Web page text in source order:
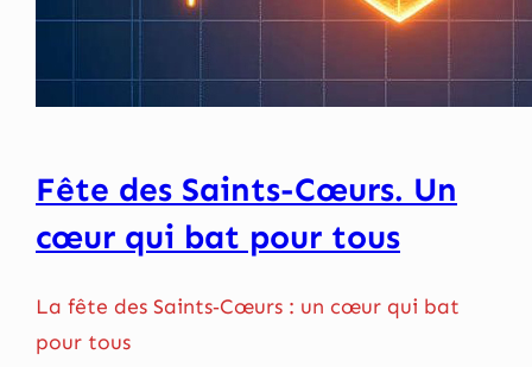
Fête des Saints-Cœurs. Un
cœur qui bat pour tous
La fête des Saints‑Cœurs : un cœur qui bat
pour tous